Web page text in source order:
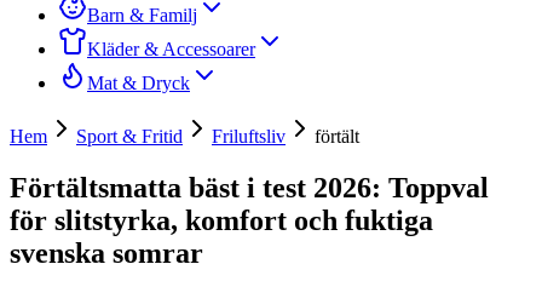
Barn & Familj
Kläder & Accessoarer
Mat & Dryck
Hem Sport & Fritid Friluftsliv förtält
Förtältsmatta bäst i test 2026: Toppval
för slitstyrka, komfort och fuktiga
svenska somrar